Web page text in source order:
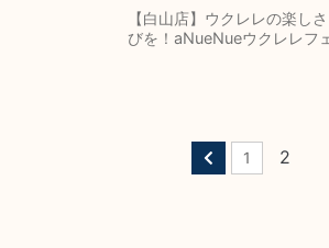
【白山店】ウクレレの楽し
びを！aNueNueウクレレフ
1 2